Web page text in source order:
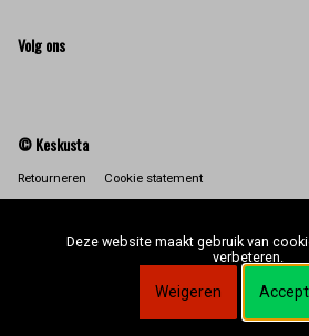
Volg ons
© Keskusta
Retourneren Cookie statement
Deze website maakt gebruik van
verbeteren.
Weigeren